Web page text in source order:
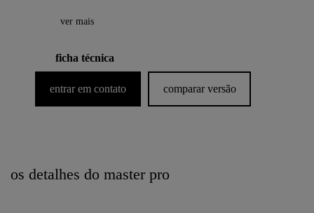
ver mais
ficha técnica
entrar em contato comparar versão
os detalhes do master pro